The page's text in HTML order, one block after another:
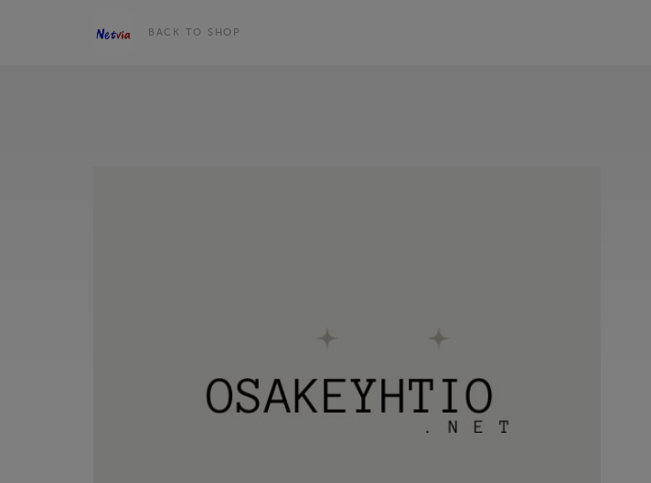
BACK TO SHOP